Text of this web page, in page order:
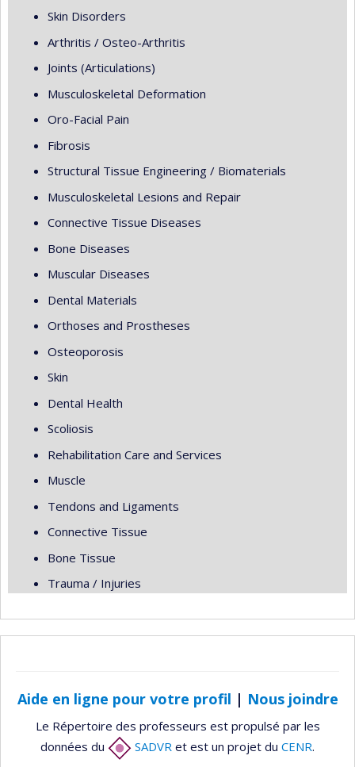
Skin Disorders
Arthritis / Osteo-Arthritis
Joints (Articulations)
Musculoskeletal Deformation
Oro-Facial Pain
Fibrosis
Structural Tissue Engineering / Biomaterials
Musculoskeletal Lesions and Repair
Connective Tissue Diseases
Bone Diseases
Muscular Diseases
Dental Materials
Orthoses and Prostheses
Osteoporosis
Skin
Dental Health
Scoliosis
Rehabilitation Care and Services
Muscle
Tendons and Ligaments
Connective Tissue
Bone Tissue
Trauma / Injuries
Aide en ligne pour votre profil | Nous joindre
Le Répertoire des professeurs est propulsé par les
données du
SADVR et est un projet du CENR.